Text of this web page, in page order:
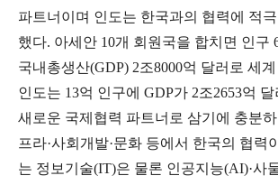
파트너이며 인도는 한국과의 협력에 적
했다. 아세안 10개 회원국을 합치면 인구
국내총생산(GDP) 2조8000억 달러로 세계
인도는 13억 인구에 GDP가 2조2653억 달
새로운 국제협력 파트너로 삼기에 충분
프라·사회개발·문화 등에서 한국의 협력
는 정보기술(IT)은 물론 인공지능(AI)·사